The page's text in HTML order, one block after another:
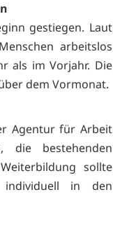
gestiegen. Laut
arbeitslos
als im Vorjahr. Die
dem Vormonat.
Agentur für Arbeit
die bestehenden
sollte
in den